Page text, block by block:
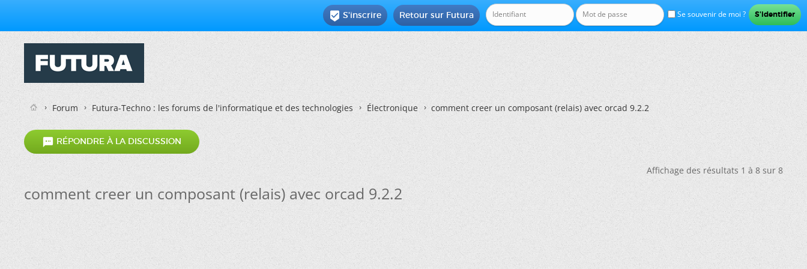
Se souvenir de moi ?
Retour sur Futura
 S'inscrire
Forum Futura-Techno : les forums de l'informatique et des technologies Électronique comment creer un composant (relais) avec orcad 9.2.2
 RÉPONDRE À LA DISCUSSION
Affichage des résultats 1 à 8 sur 8
comment creer un composant (relais) avec orcad 9.2.2